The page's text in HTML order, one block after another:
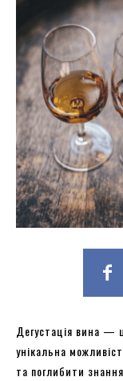
Дегустація вина —
унікальна
та поглибити